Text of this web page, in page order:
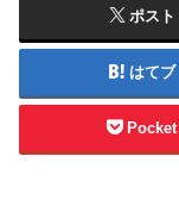
ポスト
はてブ
Pocket